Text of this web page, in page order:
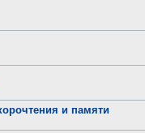
и памяти